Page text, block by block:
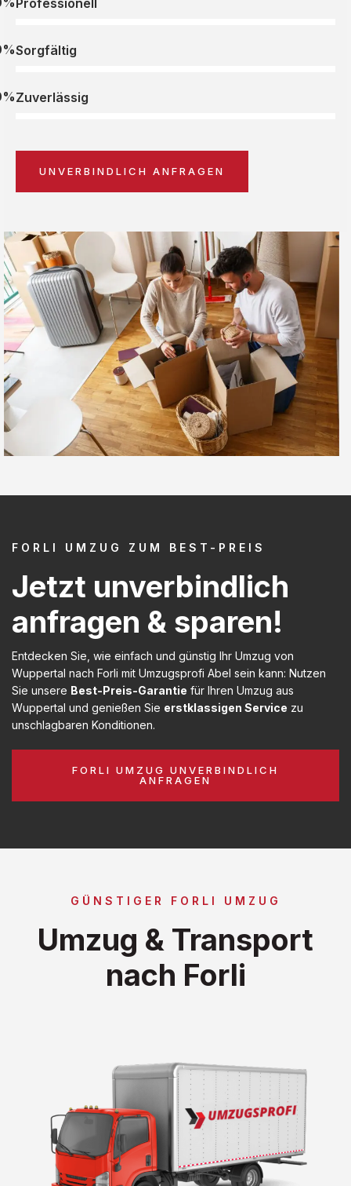
Professionell
Sorgfältig
Zuverlässig
UNVERBINDLICH ANFRAGEN
FORLI UMZUG ZUM BEST-PREIS
Jetzt unverbindlich
anfragen & sparen!
Entdecken Sie, wie einfach und günstig Ihr Umzug von
Wuppertal nach Forli mit Umzugsprofi Abel sein kann: Nutzen
Sie unsere Best-Preis-Garantie für Ihren Umzug aus
Wuppertal und genießen Sie erstklassigen Service zu
unschlagbaren Konditionen.
FORLI UMZUG UNVERBINDLICH
ANFRAGEN
GÜNSTIGER FORLI UMZUG
Umzug & Transport
nach Forli